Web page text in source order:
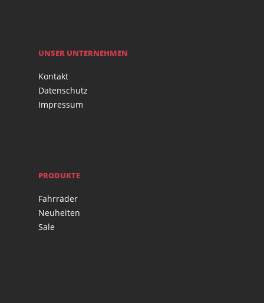
UNSER UNTERNEHMEN
Kontakt
Datenschutz
Impressum
PRODUKTE
Fahrräder
Neuheiten
Sale